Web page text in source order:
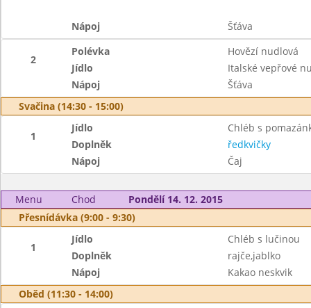
Nápoj Šťáva
2
Polévka
Hovězí nudlová
Jídlo
Italské vepřové
Nápoj
Šťáva
Svačina (14:30 - 15:00)
1
Jídlo
Chléb s
Doplněk
ředkvičky
Nápoj
Čaj
Menu Chod
Pondělí 14. 12. 2015
Přesnídávka (9:00 - 9:30)
1
Jídlo
Chléb s lučinou
Doplněk
rajče,jablko
Nápoj
Kakao neskvik
Oběd (11:30 - 14:00)